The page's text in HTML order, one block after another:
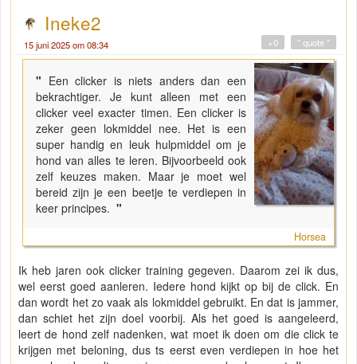
Ineke2
15 juni 2025 om 08:34 " quote "
+0
" Een clicker is niets anders dan een
bekrachtiger. Je kunt alleen met een
clicker veel exacter timen. Een clicker is
zeker geen lokmiddel nee. Het is een
super handig en leuk hulpmiddel om je
hond van alles te leren. Bijvoorbeeld ook
zelf keuzes maken. Maar je moet wel
bereid zijn je een beetje te verdiepen in
keer principes. "
Horsea
Ik heb jaren ook clicker training gegeven. Daarom zei ik dus,
wel eerst goed aanleren. Iedere hond kijkt op bij de click. En
dan wordt het zo vaak als lokmiddel gebruikt. En dat is jammer,
dan schiet het zijn doel voorbij. Als het goed is aangeleerd,
leert de hond zelf nadenken, wat moet ik doen om die click te
krijgen met beloning, dus ts eerst even verdiepen in hoe het